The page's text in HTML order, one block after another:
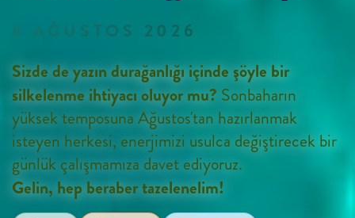
8 AĞUSTOS 2026
Sizde de yazın durağanlığı içinde şöyle bir
silkelenme ihtiyacı oluyor mu? Sonbaharın
yüksek temposuna Ağustos'tan hazırlanmak
isteyen herkesi, enerjimizi usulca değiştirecek bir
günlük çalışmamıza davet ediyoruz.
Gelin, hep beraber tazelenelim!